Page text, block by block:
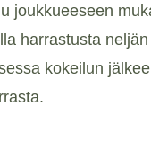
joukkueeseen
harrastusta
kokeilun